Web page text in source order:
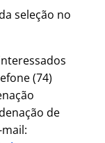
seleção no
(74)
de